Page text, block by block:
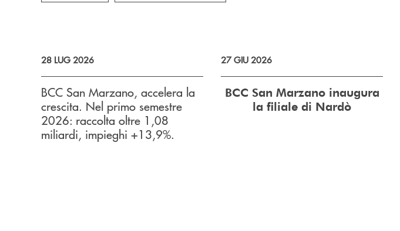
28 LUG 2026
BCC San Marzano, accelera la
crescita. Nel primo semestre
2026: raccolta oltre 1,08
miliardi, impieghi +13,9%.
27 GIU 2026
BCC San Marzano inaugura
la filiale di Nardò